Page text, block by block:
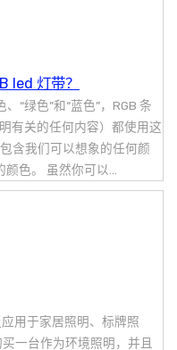
led 灯带？
“绿色”和“蓝色”，RGB 条
有关的任何内容）都使用这
含我们可以想象的任何颜
颜色。 虽然你可以...
用于家居照明、标牌照
一台作为环境照明，并且